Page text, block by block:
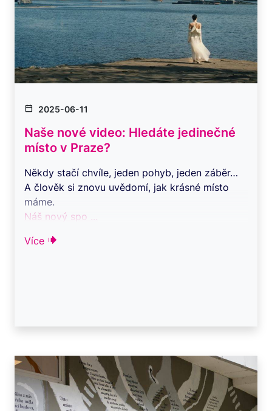
2025-06-11
Naše nové video: Hledáte jedinečné
místo v Praze?
Někdy stačí chvíle, jeden pohyb, jeden záběr…
A člověk si znovu uvědomí, jak krásné místo
máme.
Náš nový spo ...
Více